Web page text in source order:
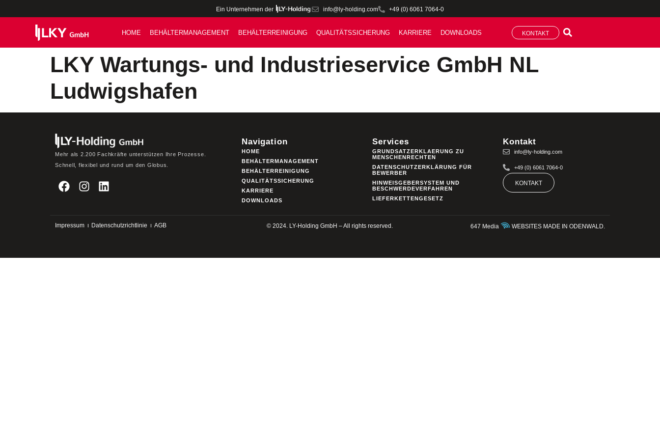
Ein Unternehmen der info@ly-holding.com +49 (0) 6061 7064-0
HOME BEHÄLTERMANAGEMENT BEHÄLTERREINIGUNG QUALITÄTSSICHERUNG KARRIERE DOWNLOADS KONTAKT
LKY Wartungs- und Industrieservice GmbH NL
Ludwigshafen
Mehr als 2.200 Fachkräfte unterstützen Ihre Prozesse.
Schnell, flexibel und rund um den Globus.
Navigation
HOME
BEHÄLTERMANAGEMENT
BEHÄLTERREINIGUNG
QUALITÄTSSICHERUNG
KARRIERE
DOWNLOADS
Services
GRUNDSATZERKLAERUNG ZU
MENSCHENRECHTEN
DATENSCHUTZERKLÄRUNG FÜR
BEWERBER
HINWEISGEBERSYSTEM UND
BESCHWERDEVERFAHREN
LIEFERKETTENGESETZ
Kontakt
info@ly-holding.com
+49 (0) 6061 7064-0
KONTAKT
Impressum Datenschutzrichtlinie AGB © 2024. LY-Holding GmbH – All rights reserved. 647 Media WEBSITES MADE IN ODENWALD.